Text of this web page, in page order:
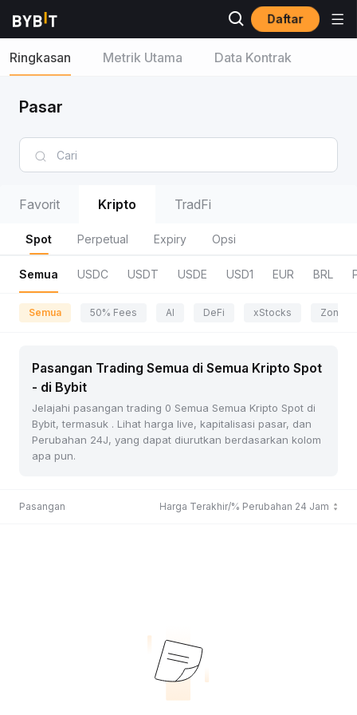
Daftar
Ringkasan Metrik Utama Data Kontrak
Pasar
Favorit Kripto TradFi
Spot Perpetual Expiry Opsi
Semua USDC USDT USDE USD1 EUR BRL
Semua 50% Fees AI DeFi xStocks Zona
Pasangan Trading Semua di Semua Kripto Spot
- di Bybit
Jelajahi pasangan trading 0 Semua Semua Kripto Spot di
Bybit, termasuk . Lihat harga live, kapitalisasi pasar, dan
Perubahan 24J, yang dapat diurutkan berdasarkan kolom
apa pun.
Pasangan Harga Terakhir/% Perubahan 24 Jam